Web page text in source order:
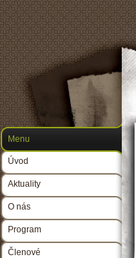
Menu
Úvod
Aktuality
O nás
Program
Členové